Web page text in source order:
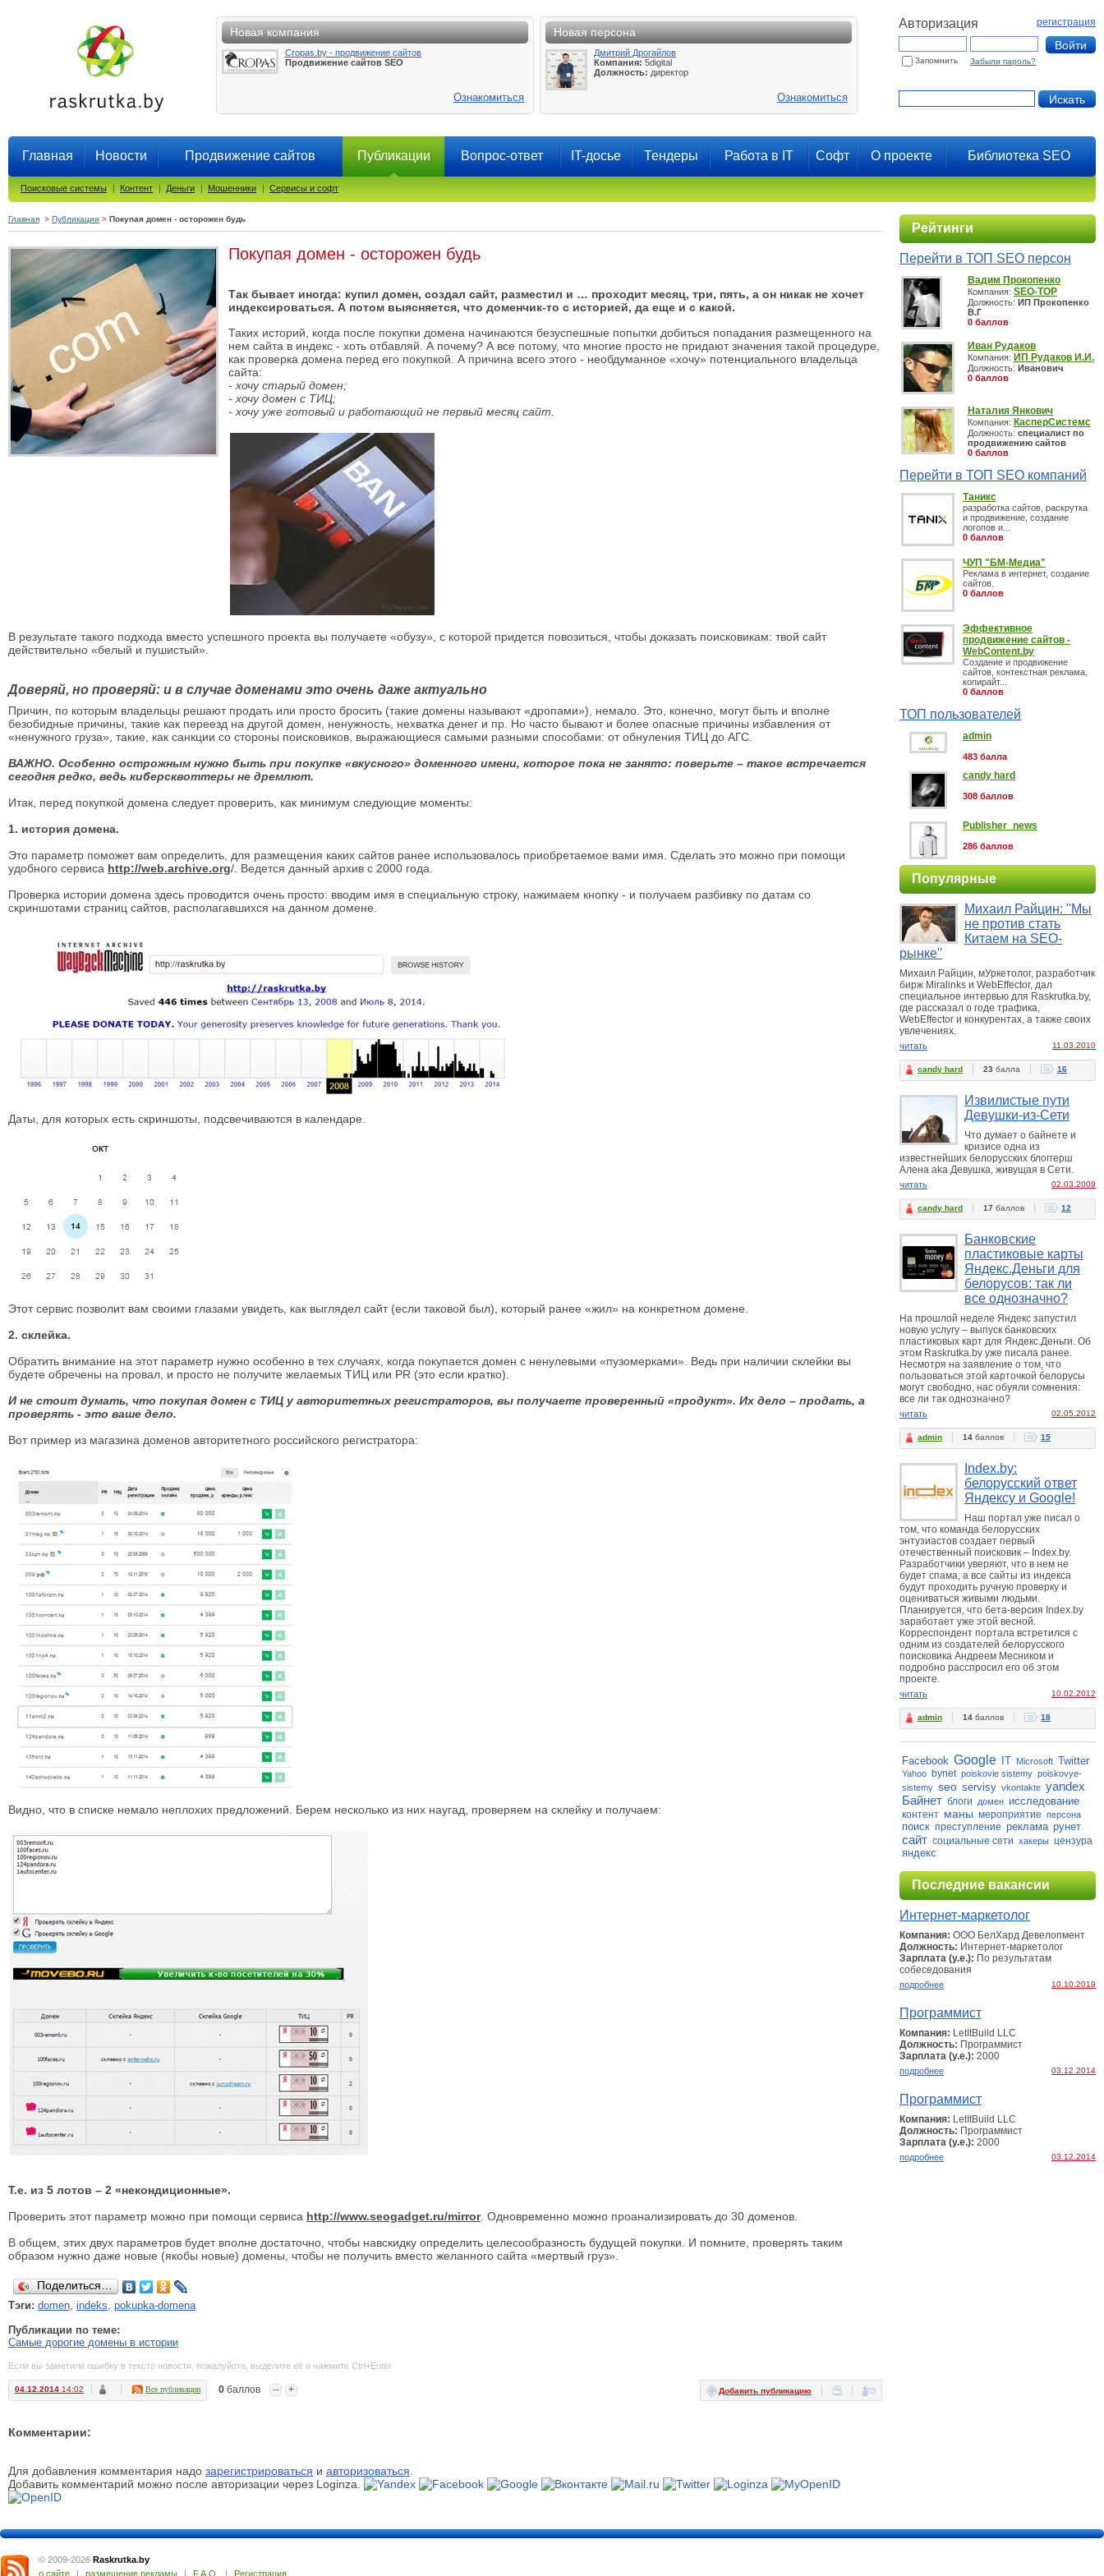
Новая компания
Cropas.by - продвижение сайтов
Продвижение сайтов SEO
Ознакомиться
Новая персона
Дмитрий Дрогайлов
Компания: 5digital
Должность: директор
Ознакомиться
Авторизация регистрация
Запомнить Забыли пароль?
Главная Новости Продвижение сайтов Публикации Вопрос-ответ IT-досье Тендеры Работа в IT Софт О проекте Библиотека SEO
Поисковые системы | Контент | Деньги | Мошенники | Сервисы и софт
Главная > Публикации > Покупая домен - осторожен будь
Покупая домен - осторожен будь
Так бывает иногда: купил домен, создал сайт, разместил и … проходит месяц, три, пять, а он никак не хочет
индексироваться. А потом выясняется, что доменчик-то с историей, да еще и с какой.
Таких историй, когда после покупки домена начинаются безуспешные попытки добиться попадания размещенного на
нем сайта в индекс - хоть отбавляй. А почему? А все потому, что многие просто не придают значения такой процедуре,
как проверка домена перед его покупкой. А причина всего этого - необдуманное «хочу» потенциального владельца
сайта:
- хочу старый домен;
- хочу домен с ТИЦ;
- хочу уже готовый и работающий не первый месяц сайт.
В результате такого подхода вместо успешного проекта вы получаете «обузу», с которой придется повозиться, чтобы доказать поисковикам: твой сайт
действительно «белый и пушистый».
Доверяй, но проверяй: и в случае доменами это очень даже актуально
Причин, по которым владельцы решают продать или просто бросить (такие домены называют «дропами»), немало. Это, конечно, могут быть и вполне
безобидные причины, такие как переезд на другой домен, ненужность, нехватка денег и пр. Но часто бывают и более опасные причины избавления от
«ненужного груза», такие, как санкции со стороны поисковиков, выражающиеся самыми разными способами: от обнуления ТИЦ до АГС.
ВАЖНО. Особенно острожным нужно быть при покупке «вкусного» доменного имени, которое пока не занято: поверьте – такое встречается
сегодня редко, ведь киберсквоттеры не дремлют.
Итак, перед покупкой домена следует проверить, как минимум следующие моменты:
1. история домена.
Это параметр поможет вам определить, для размещения каких сайтов ранее использовалось приобретаемое вами имя. Сделать это можно при помощи
удобного сервиса http://web.archive.org/. Ведется данный архив с 2000 года.
Проверка истории домена здесь проводится очень просто: вводим имя в специальную строку, нажимаем кнопку - и получаем разбивку по датам со
скриншотами страниц сайтов, располагавшихся на данном домене.
Даты, для которых есть скриншоты, подсвечиваются в календаре.
Этот сервис позволит вам своими глазами увидеть, как выглядел сайт (если таковой был), который ранее «жил» на конкретном домене.
2. склейка.
Обратить внимание на этот параметр нужно особенно в тех случаях, когда покупается домен с ненулевыми «пузомерками». Ведь при наличии склейки вы
будете обречены на провал, и просто не получите желаемых ТИЦ или PR (это если кратко).
И не стоит думать, что покупая домен с ТИЦ у авторитетных регистраторов, вы получаете проверенный «продукт». Их дело – продать, а
проверять - это ваше дело.
Вот пример из магазина доменов авторитетного российского регистратора:
Видно, что в списке немало неплохих предложений. Берем несколько из них наугад, проверяем на склейку и получаем:
Т.е. из 5 лотов – 2 «некондиционные».
Проверить этот параметр можно при помощи сервиса http://www.seogadget.ru/mirror. Одновременно можно проанализировать до 30 доменов.
В общем, этих двух параметров будет вполне достаточно, чтобы навскидку определить целесообразность будущей покупки. И помните, проверять таким
образом нужно даже новые (якобы новые) домены, чтобы не получить вместо желанного сайта «мертвый груз».
Поделиться…
Тэги: domen, indeks, pokupka-domena
Публикации по теме:
Самые дорогие домены в истории
Если вы заметили ошибку в тексте новости, пожалуйста, выделите её и нажмите Ctrl+Enter
04.12.2014 14:02 Все публикации 0 баллов -- + Добавить публикацию
Комментарии:
Для добавления комментария надо зарегистрироваться и авторизоваться
Добавить комментарий можно после авторизации через Loginza.
Рейтинги
Перейти в ТОП SEO персон
Вадим Прокопенко
Компания: SEO-TOP
Должность: ИП Прокопенко
В.Г
0 баллов
Иван Рудаков
Компания: ИП Рудаков И.И.
Должность: Иванович
0 баллов
Наталия Янкович
Компания: КасперСистемс
Должность: специалист по
продвижению сайтов
0 баллов
Перейти в ТОП SEO компаний
Таникс
разработка сайтов, раскрутка
и продвижение, создание
логопов и...
0 баллов
ЧУП "БМ-Медиа"
Реклама в интернет, создание
сайтов.
0 баллов
Эффективное
продвижение сайтов -
WebContent.by
Cоздание и продвижение
сайтов, контекстная реклама,
копирайт...
0 баллов
ТОП пользователей
admin
483 балла
candy hard
308 баллов
Publisher_news
286 баллов
Популярные
Михаил Райцин: ''Мы
не против стать
Китаем на SEO-
рынке''
Михаил Райцин, мУркетолог, разработчик
бирж Miralinks и WebEffector, дал
специальное интервью для Raskrutka.by,
где рассказал о годе трафика,
WebEffector и конкурентах, а также своих
увлечениях.
читать 11.03.2010
candy hard 23 балла 16
Извилистые пути
Девушки-из-Сети
Что думает о байнете и
кризисе одна из
известнейших белорусских блоггерш
Алена aka Девушка, живущая в Сети.
читать 02.03.2009
candy hard 17 баллов 12
Банковские
пластиковые карты
Яндекс.Деньги для
белорусов: так ли
все однозначно?
На прошлой неделе Яндекс запустил
новую услугу – выпуск банковских
пластиковых карт для Яндекс.Деньги. Об
этом Raskrutka.by уже писала ранее.
Несмотря на заявление о том, что
пользоваться этой карточкой белорусы
могут свободно, нас обуяли сомнения:
все ли так однозначно?
читать 02.05.2012
admin 14 баллов 15
Index.by:
белорусский ответ
Яндексу и Google!
Наш портал уже писал о
том, что команда белорусских
энтузиастов создает первый
отечественный поисковик – Index.by.
Разработчики уверяют, что в нем не
будет спама, а все сайты из индекса
будут проходить ручную проверку и
оцениваться живыми людьми.
Планируется, что бета-версия Index.by
заработает уже этой весной.
Корреспондент портала встретился с
одним из создателей белорусского
поисковика Андреем Месником и
подробно расспросил его об этом
проекте.
читать 10.02.2012
admin 14 баллов 18
Facebook Google IT Microsoft Twitter
Yahoo bynet poiskovie sistemy poiskovye-
sistemy seo servisy vkontakte yandex
Байнет блоги домен исследование
контент маны мероприятие персона
поиск преступление реклама рунет
сайт социальные сети хакеры цензура
яндекс
Последние вакансии
Интернет-маркетолог
Компания: ООО БелХард Девелопмент
Должность: Интернет-маркетолог
Зарплата (у.е.): По результатам
собеcедования
подробнее 10.10.2019
Программист
Компания: LetItBuild LLC
Должность: Программист
Зарплата (у.е.): 2000
подробнее 03.12.2014
Программист
Компания: LetItBuild LLC
Должность: Программист
Зарплата (у.е.): 2000
подробнее 03.12.2014
© 2009-2026 Raskrutka.by
о сайте
| размещение рекламы | F.A.Q. | Регистрация